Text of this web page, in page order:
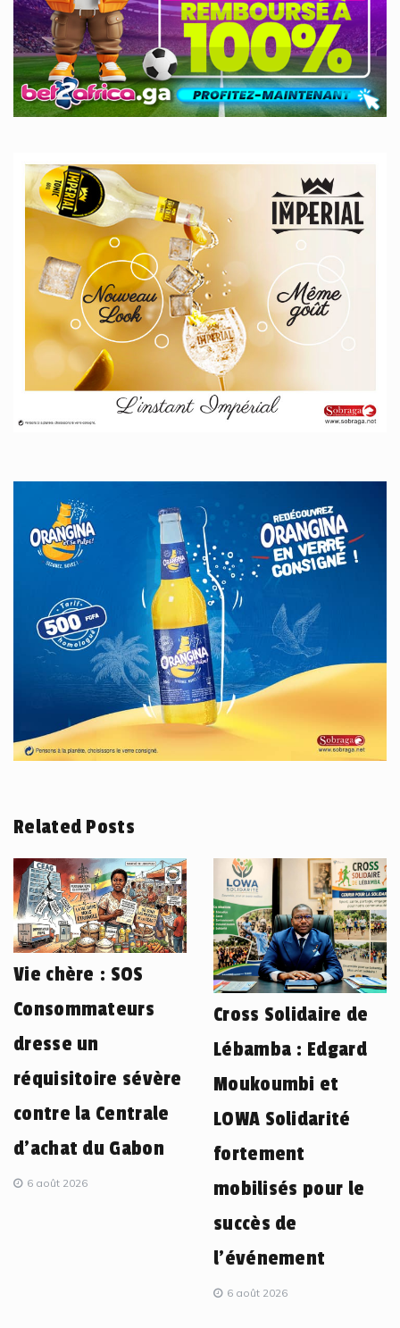
Related Posts
Vie chère : SOS
Consommateurs
dresse un
réquisitoire sévère
contre la Centrale
d’achat du Gabon
6 août 2026
Cross Solidaire de
Lébamba : Edgard
Moukoumbi et
LOWA Solidarité
fortement
mobilisés pour le
succès de
l’événement
6 août 2026